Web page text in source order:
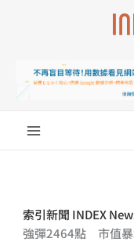
索引新聞 INDEX
強彈2464點 市值